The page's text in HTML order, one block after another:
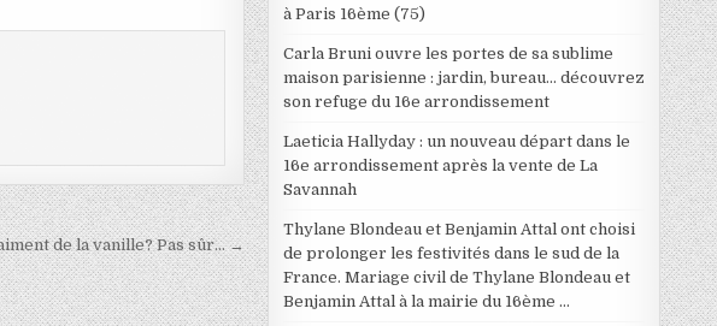
de la vanille? Pas sûr… →
à Paris 16ème (75)
Carla Bruni ouvre les portes de sa sublime
maison parisienne : jardin, bureau… découvrez
son refuge du 16e arrondissement
Laeticia Hallyday : un nouveau départ dans le
16e arrondissement après la vente de La
Savannah
Thylane Blondeau et Benjamin Attal ont choisi
de prolonger les festivités dans le sud de la
France. Mariage civil de Thylane Blondeau et
Benjamin Attal à la mairie du 16ème …